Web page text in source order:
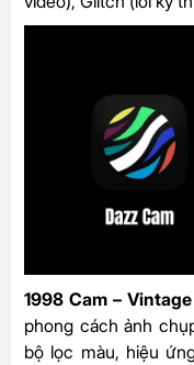
1998 Cam –
phong cách ảnh
bộ lọc màu, hiệu